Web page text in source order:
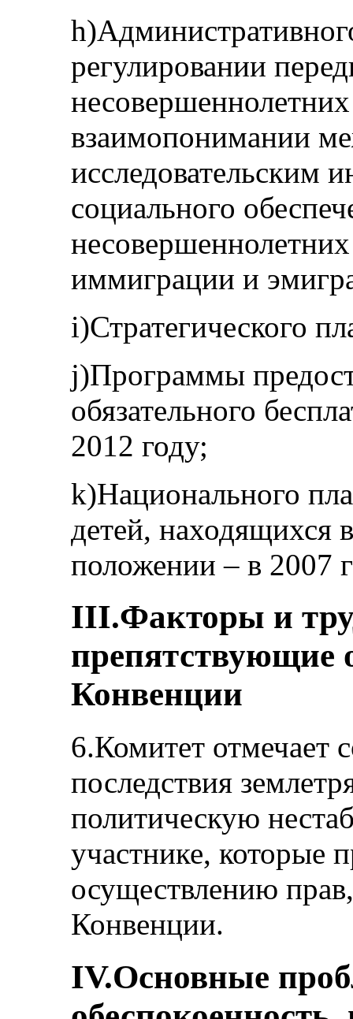
регулировании
взаимопонимании
исследовательским
социального
иммиграции и
i)Стратегического
j)Программы
обязательного
2012 году;
k)Национального
детей, находящихся
положении – в 2007
III.Факторы и
препятствующие
Конвенции
6.Комитет отмечает
последствия
политическую
участнике, которые
осуществлению
Конвенции.
IV.Основные